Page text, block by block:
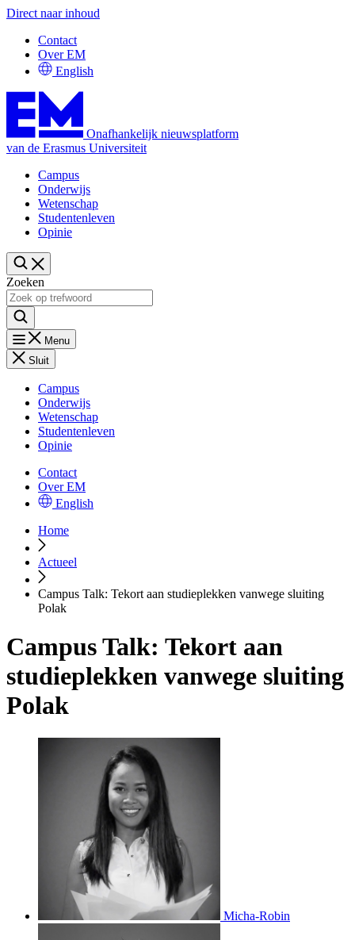
Direct naar inhoud
Contact
Over EM
English
Onafhankelijk nieuwsplatform
van de Erasmus Universiteit
Campus
Onderwijs
Wetenschap
Studentenleven
Opinie
Zoeken
Menu
Sluit
Campus
Onderwijs
Wetenschap
Studentenleven
Opinie
Contact
Over EM
English
Home
Actueel
Campus Talk: Tekort aan studieplekken vanwege sluiting
Polak
Campus Talk: Tekort aan
studieplekken vanwege sluiting
Polak
Micha-Robin